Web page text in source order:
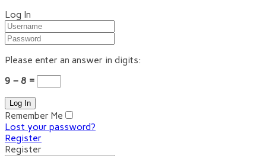
Log In
Please enter an answer in digits:
9 − 8 =
Remember Me
Lost your password?
Register
Register